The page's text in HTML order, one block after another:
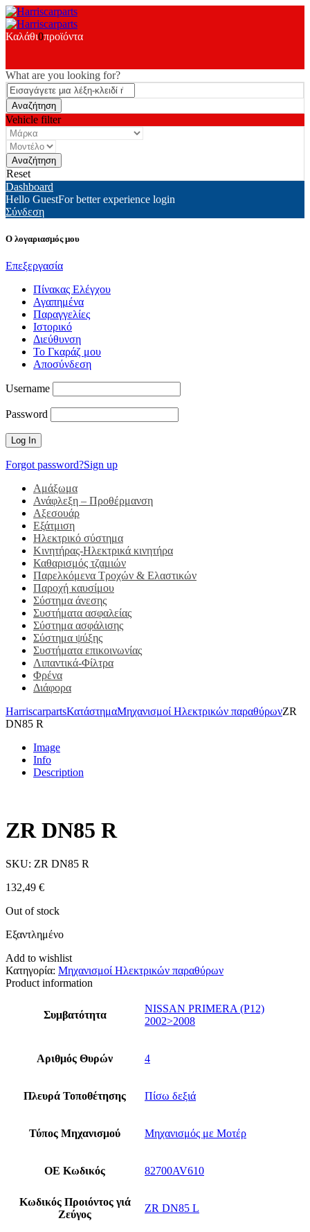
Καλάθι0προϊόντα
What are you looking for?
Vehicle filter
Reset
Dashboard
Hello GuestFor better experience login
Σύνδεση
Ο λογαριασμός μου
Επεξεργασία
Πίνακας Ελέγχου
Αγαπημένα
Παραγγελίες
Ιστορικό
Διεύθυνση
Το Γκαράζ μου
Αποσύνδεση
Username
Password
Forgot password?Sign up
Αμάξωμα
Ανάφλεξη – Προθέρμανση
Αξεσουάρ
Εξάτμιση
Ηλεκτρικό σύστημα
Κινητήρας-Ηλεκτρικά κινητήρα
Καθαρισμός τζαμιών
Παρελκόμενα Τροχών & Ελαστικών
Παροχή καυσίμου
Σύστημα άνεσης
Συστήματα ασφαλείας
Σύστημα ασφάλισης
Σύστημα ψύξης
Συστήματα επικοινωνίας
Λιπαντικά-Φίλτρα
Φρένα
Διάφορα
HarriscarpartsΚατάστημαΜηχανισμοί Ηλεκτρικών παραθύρωνZR
DN85 R
Image
Info
Description
ZR DN85 R
SKU: ZR DN85 R
132,49 €
Out of stock
Εξαντλημένο
Add to wishlist
Κατηγορία: Μηχανισμοί Ηλεκτρικών παραθύρων
Product information
Συμβατότητα
NISSAN PRIMERA (P12)
2002>2008
Αριθμός Θυρών 4
Πλευρά Τοποθέτησης Πίσω δεξιά
Τύπος Μηχανισμού Μηχανισμός με Μοτέρ
ΟΕ Κωδικός 82700AV610
Κωδικός Προιόντος γιά
Ζεύγος
ZR DN85 L